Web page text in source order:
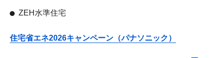
ZEH水準住宅
住宅省エネ2026キャンペーン（パナソニック）